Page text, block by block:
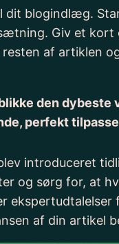
blogindlæg.
Giv et
af artiklen
den
perfekt
introduceret
og sørg for, at
af din artikel